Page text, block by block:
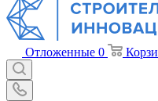
Отложенные 0